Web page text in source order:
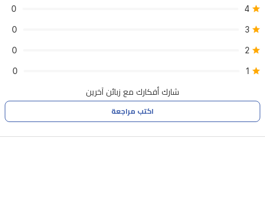
4
0
3
0
2
0
1
0
شارك أفكارك مع زبائن آخرين
اكتب مراجعة